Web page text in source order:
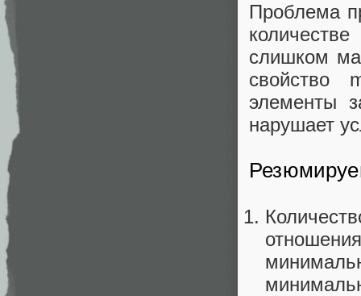
Проблема
слишком
свойство
элементы
нарушает